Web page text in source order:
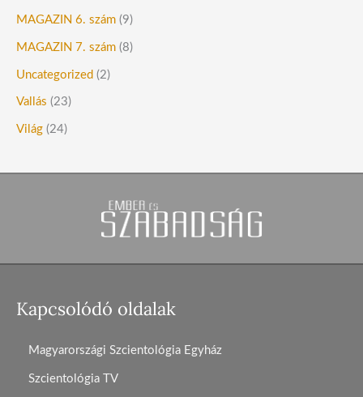
MAGAZIN 6. szám (9)
MAGAZIN 7. szám (8)
Uncategorized (2)
Vallás (23)
Világ (24)
Kapcsolódó oldalak
Magyarországi Szcientológia Egyház
Szcientológia TV